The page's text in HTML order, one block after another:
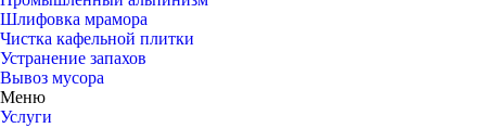
Шлифовка мрамора
Чистка кафельной плитки
Устранение запахов
Вывоз мусора
Меню
Услуги